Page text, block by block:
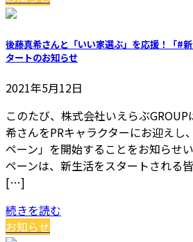
後藤真希さんと「いい家選ぶ」を応援！「#
タートのお知らせ
2021年5月12日
このたび、株式会社いえらぶ
希さんをPRキャラクターにお迎えし
ペーン」を開始することをお知らせ
ペーンは、新生活をスタートされる
[…]
続きを読む
お知らせ